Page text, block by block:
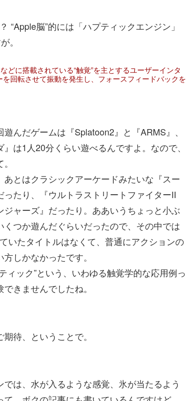
“Apple脳”的には「ハプティックエンジン」
。
どに搭載されている“触覚”を主とするユーザーインタ
回転させて振動を発生し、フォースフィードバックを
んだゲームは『Splatoon2』と『ARMS』、
』は1人20分くらい遊べるんですよ。なので、
とはクラシックアーケードみたいな『スー
たり、『ウルトラストリートファイターII
ャーズ』だったり。ああいうちょっと小ぶ
くつか遊んだぐらいだったので、その中では
いたタイトルはなくて、普通にアクションの
しかなかったです。
ィック”という、いわゆる触覚学的な応用例っ
きませんでしたね。
待、ということで。
は、水が入るような感覚、氷が当たるよう